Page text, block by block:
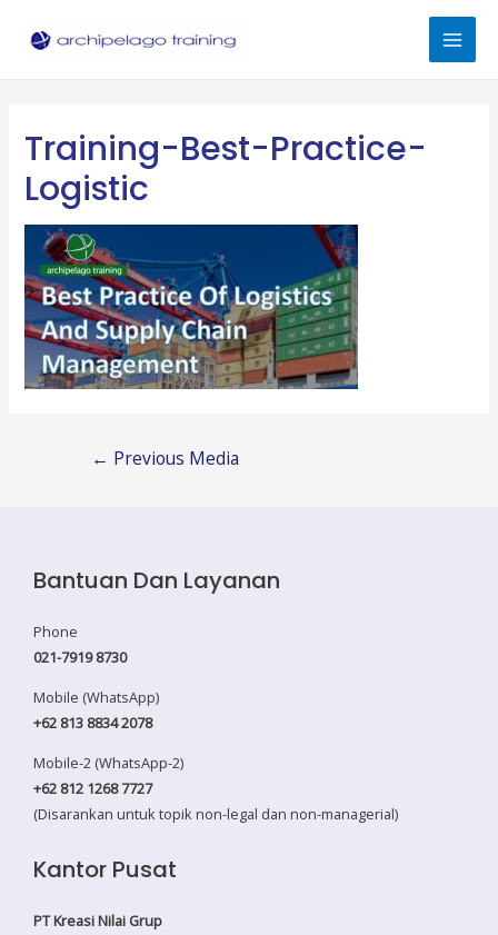
Training-Best-Practice-
Logistic
← Previous Media
Bantuan Dan Layanan
Phone
021-7919 8730
Mobile (WhatsApp)
+62 813 8834 2078
Mobile-2 (WhatsApp-2)
+62 812 1268 7727
(Disarankan untuk topik non-legal dan non-managerial)
Kantor Pusat
PT Kreasi Nilai Grup